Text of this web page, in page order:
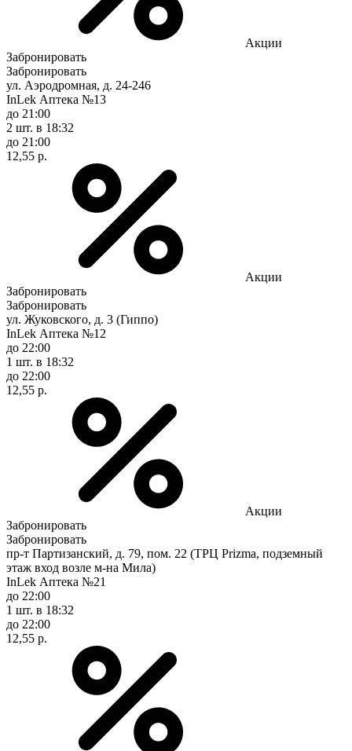
Акции
Забронировать
Забронировать
ул. Аэродромная, д. 24-246
InLek Аптека №13
до 21:00
2 шт. в 18:32
до 21:00
12,55 р.
Акции
Забронировать
Забронировать
ул. Жуковского, д. 3 (Гиппо)
InLek Аптека №12
до 22:00
1 шт. в 18:32
до 22:00
12,55 р.
Акции
Забронировать
Забронировать
пр-т Партизанский, д. 79, пом. 22 (ТРЦ Prizma, подземный
этаж вход возле м-на Мила)
InLek Аптека №21
до 22:00
1 шт. в 18:32
до 22:00
12,55 р.